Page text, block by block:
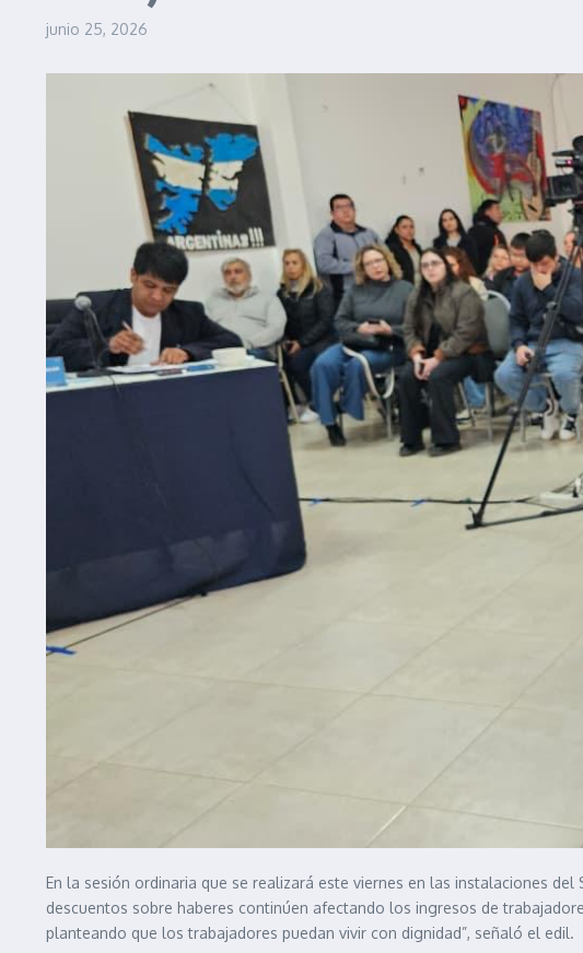
junio 25, 2026
En la sesión ordinaria que se realizará este viernes en las instalaciones
descuentos sobre haberes continúen afectando los ingresos de
planteando que los trabajadores puedan vivir con dignidad”, señaló el edil.